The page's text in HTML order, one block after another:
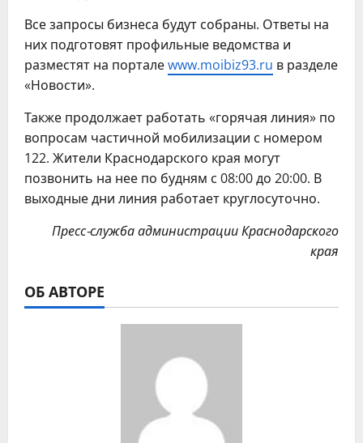
Все запросы бизнеса будут собраны. Ответы на
них подготовят профильные ведомства и
разместят на порталеwww.moibiz93.ru в разделе
«Новости».
Также продолжает работать «горячая линия» по
вопросам частичной мобилизации с номером
122. Жители Краснодарского края могут
позвонить на нее по будням с 08:00 до 20:00. В
выходные дни линия работает круглосуточно.
Пресс-служба администрации Краснодарского
края
ОБ АВТОРЕ